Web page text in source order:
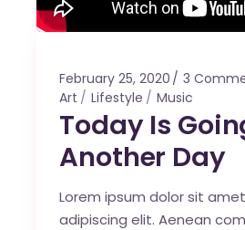
February 25, 2020 3
Art
Lifestyle Music
Today Is
Another Day
Lorem ipsum dolor sit
adipiscing elit. Aenean